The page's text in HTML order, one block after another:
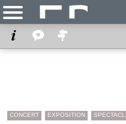
CONCERT EXPOSITION